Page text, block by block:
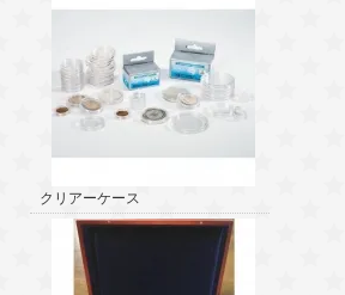
クリアーケース